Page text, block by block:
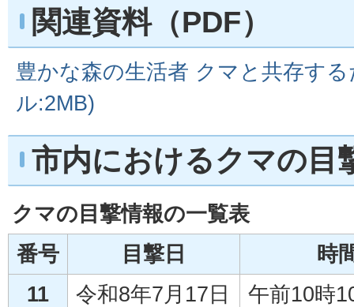
関連資料（PDF）
豊かな森の生活者 クマと共存す
ル:2MB)
市内におけるクマの目
クマの目撃情報の一覧表
番号
目撃日
時
11
令和8年7月17日
午前10時